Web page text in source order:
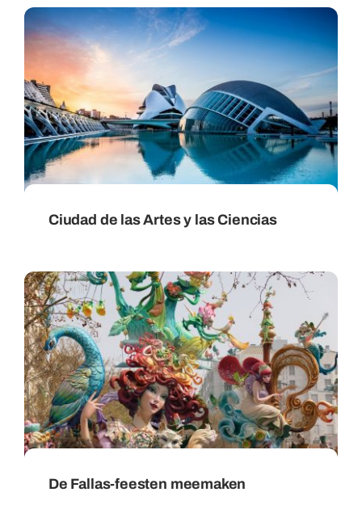
Ciudad de las Artes y las Ciencias
De Fallas-feesten meemaken